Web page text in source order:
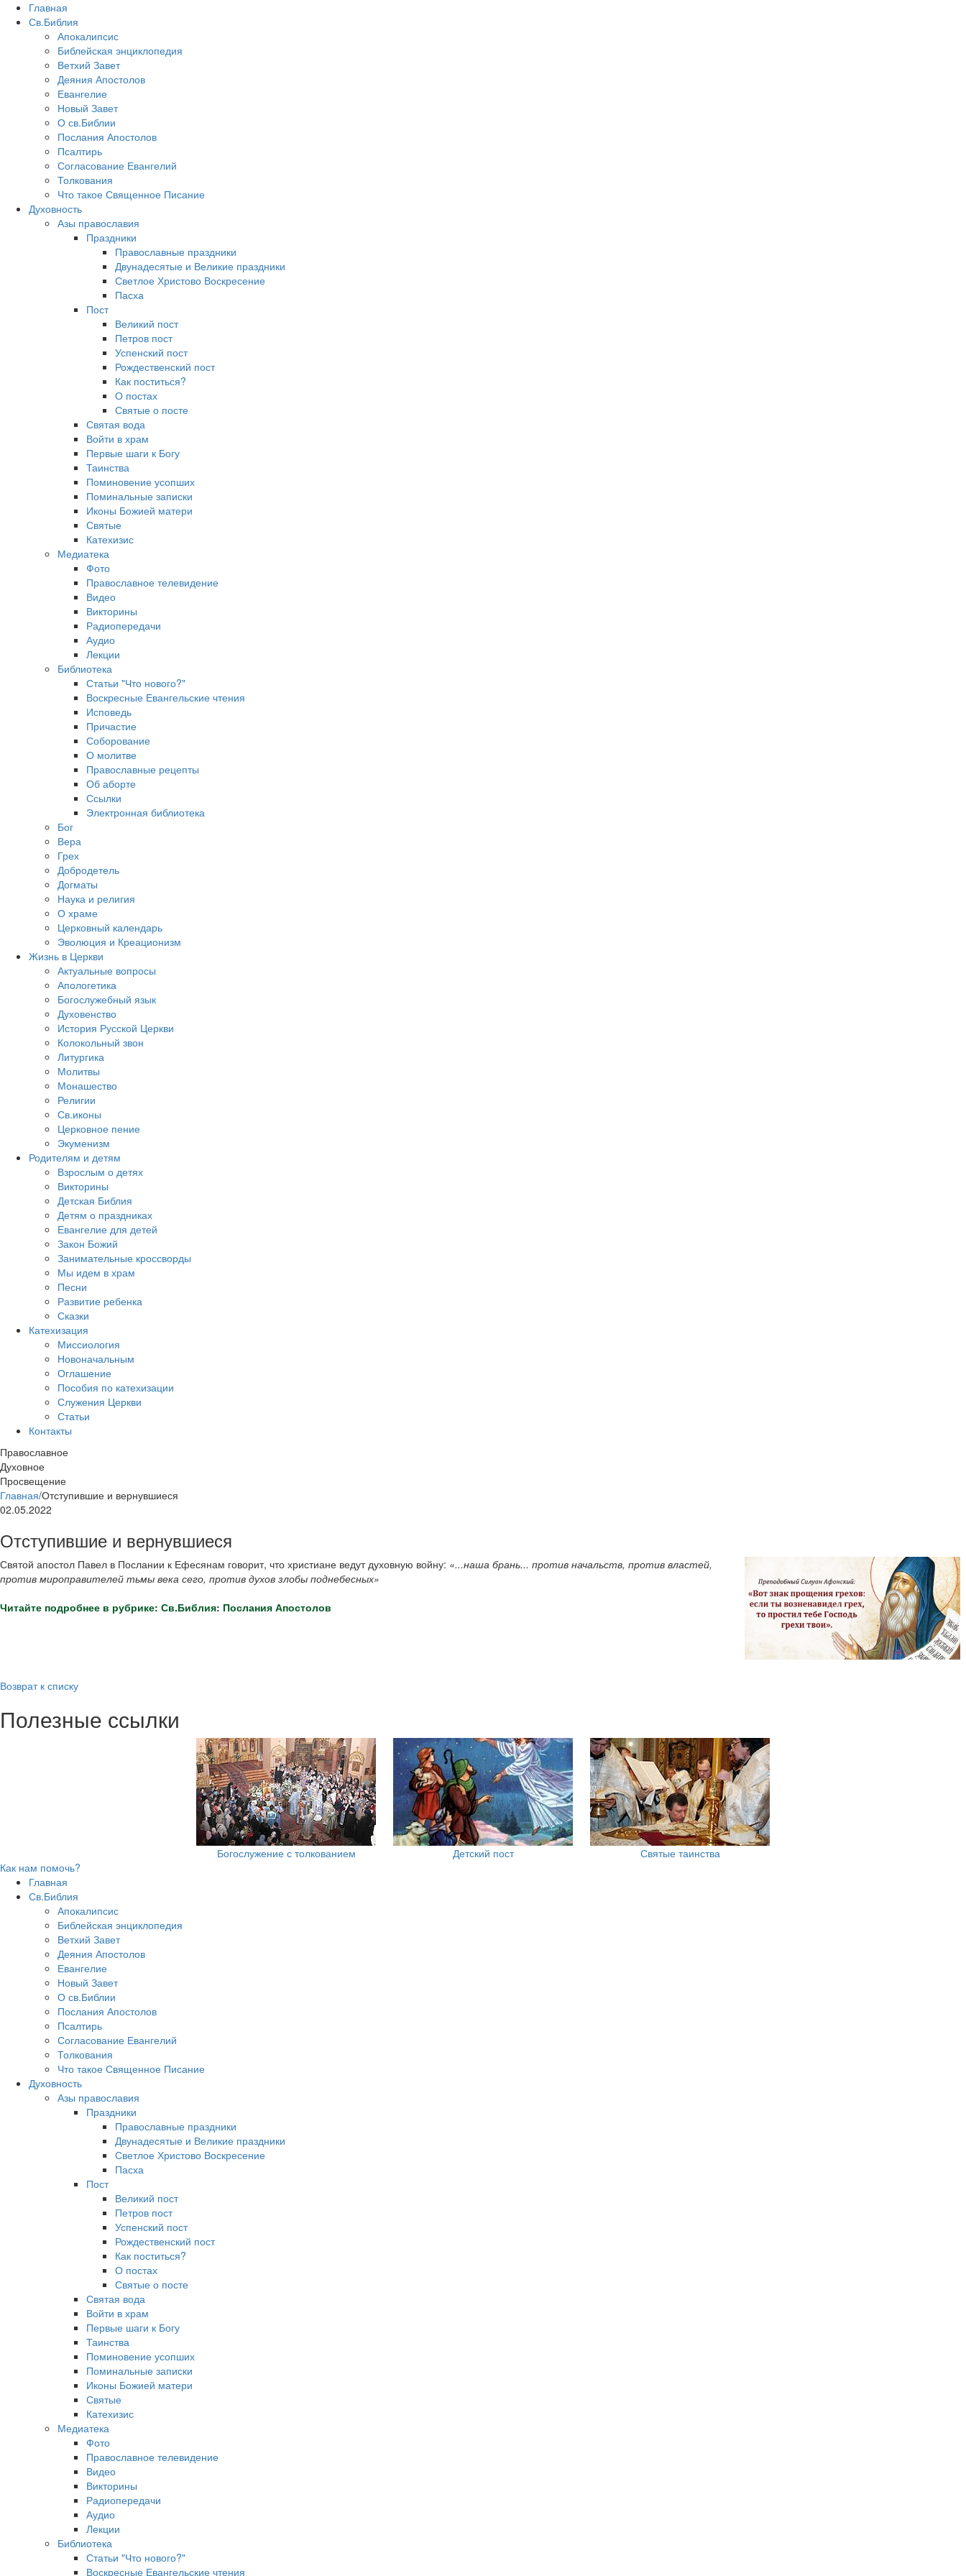
Главная
Св.Библия
Апокалипсис
Библейская энциклопедия
Ветхий Завет
Деяния Апостолов
Евангелие
Новый Завет
О св.Библии
Послания Апостолов
Псалтирь
Согласование Евангелий
Толкования
Что такое Священное Писание
Духовность
Азы православия
Праздники
Православные праздники
Двунадесятые и Великие праздники
Светлое Христово Воскресение
Пасха
Пост
Великий пост
Петров пост
Успенский пост
Рождественский пост
Как поститься?
О постах
Святые о посте
Святая вода
Войти в храм
Первые шаги к Богу
Таинства
Поминовение усопших
Поминальные записки
Иконы Божией матери
Святые
Катехизис
Медиатека
Фото
Православное телевидение
Видео
Викторины
Радиопередачи
Аудио
Лекции
Библиотека
Статьи "Что нового?"
Воскресные Евангельские чтения
Исповедь
Причастие
Соборование
О молитве
Православные рецепты
Об аборте
Ссылки
Электронная библиотека
Бог
Вера
Грех
Добродетель
Догматы
Наука и религия
О храме
Церковный календарь
Эволюция и Креационизм
Жизнь в Церкви
Актуальные вопросы
Апологетика
Богослужебный язык
Духовенство
История Русской Церкви
Колокольный звон
Литургика
Молитвы
Монашество
Религии
Св.иконы
Церковное пение
Экуменизм
Родителям и детям
Взрослым о детях
Викторины
Детская Библия
Детям о праздниках
Евангелие для детей
Закон Божий
Занимательные кроссворды
Мы идем в храм
Песни
Развитие ребенка
Сказки
Катехизация
Миссиология
Новоначальным
Оглашение
Пособия по катехизации
Служения Церкви
Статьи
Контакты
Православное
Духовное
Просвещение
Главная/Отступившие и вернувшиеся
02.05.2022
Отступившие и вернувшиеся
Святой апостол Павел в Послании к Ефесянам говорит, что христиане ведут духовную войну: «...наша брань... против начальств, против властей,
против мироправителей тьмы века сего, против духов злобы поднебесных»
Читайте подробнее в рубрике: Св.Библия: Послания Апостолов
Возврат к списку
Полезные ссылки
Богослужение с толкованием Детский пост
Святые таинства
Как нам помочь?
Главная
Св.Библия
Апокалипсис
Библейская энциклопедия
Ветхий Завет
Деяния Апостолов
Евангелие
Новый Завет
О св.Библии
Послания Апостолов
Псалтирь
Согласование Евангелий
Толкования
Что такое Священное Писание
Духовность
Азы православия
Праздники
Православные праздники
Двунадесятые и Великие праздники
Светлое Христово Воскресение
Пасха
Пост
Великий пост
Петров пост
Успенский пост
Рождественский пост
Как поститься?
О постах
Святые о посте
Святая вода
Войти в храм
Первые шаги к Богу
Таинства
Поминовение усопших
Поминальные записки
Иконы Божией матери
Святые
Катехизис
Медиатека
Фото
Православное телевидение
Видео
Викторины
Радиопередачи
Аудио
Лекции
Библиотека
Статьи "Что нового?"
Воскресные Евангельские чтения